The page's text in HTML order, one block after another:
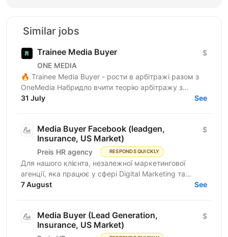
Similar jobs
Trainee Media Buyer
ONE MEDIA
$
🔥 Trainee Media Buyer - рости в арбітражі разом з
OneMedia Набридло вчити теорію арбітражу з
ютубу? Хочеш вчитися на реальних бюджетах,
31 July See
Media Buyer Facebook (leadgen,
Insurance, US Market)
Preis HR agency RESPONDS QUICKLY
$
Для нашого клієнта, незалежної маркетингової
агенції, яка працює у сфері Digital Marketing та
Affiliate Marketing, шукаємо Lead Generation
7 August See
Media Buyer (Lead Generation,
Insurance, US Market)
$